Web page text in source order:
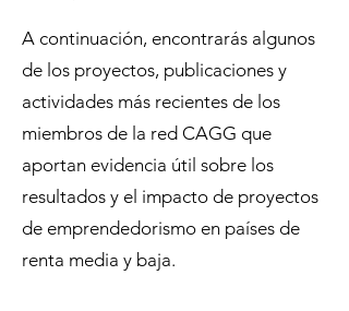
A continuación, encontrarás algunos
de los proyectos, publicaciones y
actividades más recientes de los
miembros de la red CAGG que
aportan evidencia útil sobre los
resultados y el impacto de proyectos
de emprendedorismo en países de
renta media y baja.